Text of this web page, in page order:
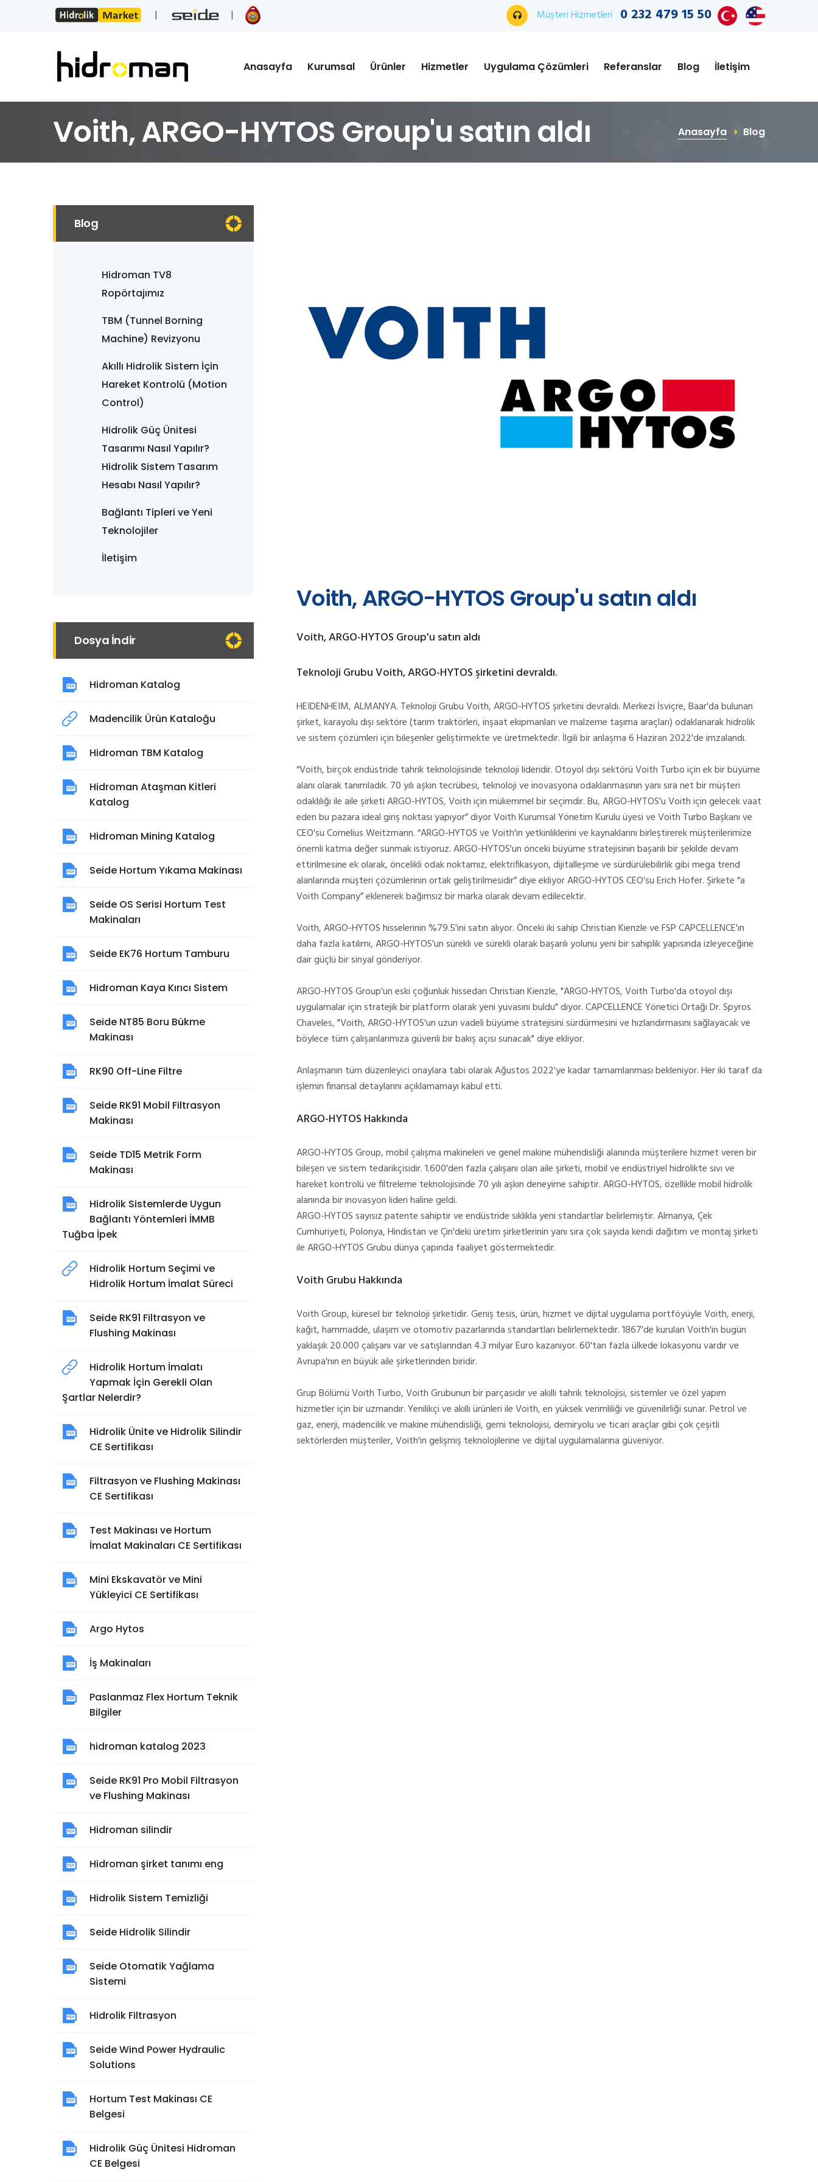
Müşteri Hizmetleri 0 232 479 15 50
Anasayfa Kurumsal Ürünler Hizmetler Uygulama Çözümleri Referanslar Blog İletişim
Voith, ARGO-HYTOS Group'u satın aldı Anasayfa Blog
Voith, ARGO-HYTOS Group'u satın aldı
Voith, ARGO-HYTOS Group'u satın aldı
Teknoloji Grubu Voith, ARGO-HYTOS şirketini devraldı.
HEIDENHEIM, ALMANYA. Teknoloji Grubu Voith, ARGO-HYTOS şirketini devraldı. Merkezi İsviçre, Baar'da bulunan
şirket, karayolu dışı sektöre (tarım traktörleri, inşaat ekipmanları ve malzeme taşıma araçları) odaklanarak hidrolik
ve sistem çözümleri için bileşenler geliştirmekte ve üretmektedir. İlgili bir anlaşma 6 Haziran 2022'de imzalandı.
“Voith, birçok endüstride tahrik teknolojisinde teknoloji lideridir. Otoyol dışı sektörü Voith Turbo için ek bir büyüme
alanı olarak tanımladık. 70 yılı aşkın tecrübesi, teknoloji ve inovasyona odaklanmasının yanı sıra net bir müşteri
odaklılığı ile aile şirketi ARGO-HYTOS, Voith için mükemmel bir seçimdir. Bu, ARGO-HYTOS'u Voith için gelecek vaat
eden bu pazara ideal giriş noktası yapıyor” diyor Voith Kurumsal Yönetim Kurulu üyesi ve Voith Turbo Başkanı ve
CEO'su Cornelius Weitzmann. “ARGO-HYTOS ve Voith'in yetkinliklerini ve kaynaklarını birleştirerek müşterilerimize
önemli katma değer sunmak istiyoruz. ARGO-HYTOS'un önceki büyüme stratejisinin başarılı bir şekilde devam
ettirilmesine ek olarak, öncelikli odak noktamız, elektrifikasyon, dijitalleşme ve sürdürülebilirlik gibi mega trend
alanlarında müşteri çözümlerinin ortak geliştirilmesidir” diye ekliyor ARGO-HYTOS CEO'su Erich Hofer. Şirkete “a
Voith Company” eklenerek bağımsız bir marka olarak devam edilecektir.
Voith, ARGO-HYTOS hisselerinin %79.5'ini satın alıyor. Önceki iki sahip Christian Kienzle ve FSP CAPCELLENCE'ın
daha fazla katılımı, ARGO-HYTOS'un sürekli ve sürekli olarak başarılı yolunu yeni bir sahiplik yapısında izleyeceğine
dair güçlü bir sinyal gönderiyor.
ARGO-HYTOS Group'un eski çoğunluk hissedarı Christian Kienzle, "ARGO-HYTOS, Voith Turbo'da otoyol dışı
uygulamalar için stratejik bir platform olarak yeni yuvasını buldu" diyor. CAPCELLENCE Yönetici Ortağı Dr. Spyros
Chaveles, "Voith, ARGO-HYTOS'un uzun vadeli büyüme stratejisini sürdürmesini ve hızlandırmasını sağlayacak ve
böylece tüm çalışanlarımıza güvenli bir bakış açısı sunacak" diye ekliyor.
Anlaşmanın tüm düzenleyici onaylara tabi olarak Ağustos 2022'ye kadar tamamlanması bekleniyor. Her iki taraf da
işlemin finansal detaylarını açıklamamayı kabul etti.
ARGO-HYTOS Hakkında
ARGO-HYTOS Group, mobil çalışma makineleri ve genel makine mühendisliği alanında müşterilere hizmet veren bir
bileşen ve sistem tedarikçisidir. 1.600'den fazla çalışanı olan aile şirketi, mobil ve endüstriyel hidrolikte sıvı ve
hareket kontrolü ve filtreleme teknolojisinde 70 yılı aşkın deneyime sahiptir. ARGO-HYTOS, özellikle mobil hidrolik
alanında bir inovasyon lideri haline geldi.
ARGO-HYTOS sayısız patente sahiptir ve endüstride sıklıkla yeni standartlar belirlemiştir. Almanya, Çek
Cumhuriyeti, Polonya, Hindistan ve Çin'deki üretim şirketlerinin yanı sıra çok sayıda kendi dağıtım ve montaj şirketi
ile ARGO-HYTOS Grubu dünya çapında faaliyet göstermektedir.
Voith Grubu Hakkında
Voith Group, küresel bir teknoloji şirketidir. Geniş tesis, ürün, hizmet ve dijital uygulama portföyüyle Voith, enerji,
kağıt, hammadde, ulaşım ve otomotiv pazarlarında standartları belirlemektedir. 1867'de kurulan Voith'in bugün
yaklaşık 20.000 çalışanı var ve satışlarından 4.3 milyar Euro kazanıyor. 60'tan fazla ülkede lokasyonu vardır ve
Avrupa'nın en büyük aile şirketlerinden biridir.
Grup Bölümü Voith Turbo, Voith Grubunun bir parçasıdır ve akıllı tahrik teknolojisi, sistemler ve özel yapım
hizmetler için bir uzmandır. Yenilikçi ve akıllı ürünleri ile Voith, en yüksek verimliliği ve güvenilirliği sunar. Petrol ve
gaz, enerji, madencilik ve makine mühendisliği, gemi teknolojisi, demiryolu ve ticari araçlar gibi çok çeşitli
sektörlerden müşteriler, Voith'in gelişmiş teknolojilerine ve dijital uygulamalarına güveniyor.
Blog
Hidroman TV8
Ropörtajımız
TBM (Tunnel Borning
Machine) Revizyonu
Akıllı Hidrolik Sistem İçin
Hareket Kontrolü (Motion
Control)
Hidrolik Güç Ünitesi
Tasarımı Nasıl Yapılır?
Hidrolik Sistem Tasarım
Hesabı Nasıl Yapılır?
Bağlantı Tipleri ve Yeni
Teknolojiler
İletişim
Dosya İndir
Hidroman Katalog
Madencilik Ürün Kataloğu
Hidroman TBM Katalog
Hidroman Ataşman Kitleri
Katalog
Hidroman Mining Katalog
Seide Hortum Yıkama Makinası
Seide OS Serisi Hortum Test
Makinaları
Seide EK76 Hortum Tamburu
Hidroman Kaya Kırıcı Sistem
Seide NT85 Boru Bükme
Makinası
RK90 Off-Line Filtre
Seide RK91 Mobil Filtrasyon
Makinası
Seide TD15 Metrik Form
Makinası
Hidrolik Sistemlerde Uygun
Bağlantı Yöntemleri İMMB
Tuğba İpek
Hidrolik Hortum Seçimi ve
Hidrolik Hortum İmalat Süreci
Seide RK91 Filtrasyon ve
Flushing Makinası
Hidrolik Hortum İmalatı
Yapmak İçin Gerekli Olan
Şartlar Nelerdir?
Hidrolik Ünite ve Hidrolik Silindir
CE Sertifikası
Filtrasyon ve Flushing Makinası
CE Sertifikası
Test Makinası ve Hortum
İmalat Makinaları CE Sertifikası
Mini Ekskavatör ve Mini
Yükleyici CE Sertifikası
Argo Hytos
İş Makinaları
Paslanmaz Flex Hortum Teknik
Bilgiler
hidroman katalog 2023
Seide RK91 Pro Mobil Filtrasyon
ve Flushing Makinası
Hidroman silindir
Hidroman şirket tanımı eng
Hidrolik Sistem Temizliği
Seide Hidrolik Silindir
Seide Otomatik Yağlama
Sistemi
Hidrolik Filtrasyon
Seide Wind Power Hydraulic
Solutions
Hortum Test Makinası CE
Belgesi
Hidrolik Güç Ünitesi Hidroman
CE Belgesi